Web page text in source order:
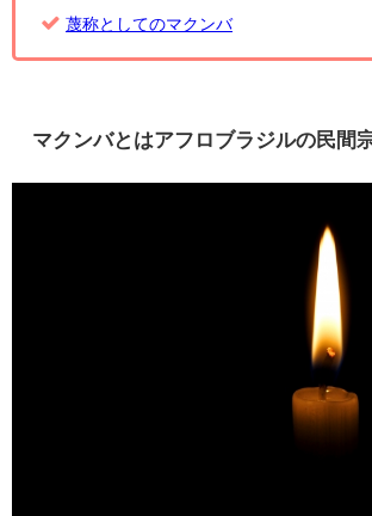
蔑称としてのマクンバ
マクンバとはアフロブラジルの民間